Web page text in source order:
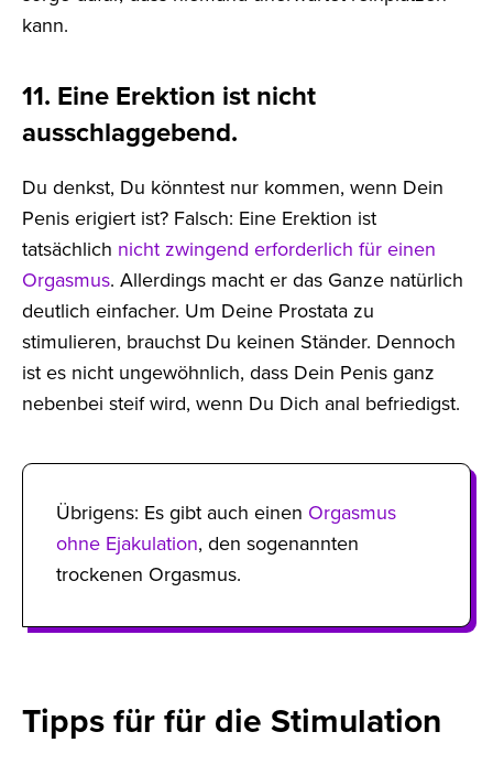
kann.
11. Eine Erektion ist nicht
ausschlaggebend.
Du denkst, Du könntest nur kommen, wenn Dein
Penis erigiert ist? Falsch: Eine Erektion ist
tatsächlich nicht zwingend erforderlich für einen
Orgasmus. Allerdings macht er das Ganze natürlich
deutlich einfacher. Um Deine Prostata zu
stimulieren, brauchst Du keinen Ständer. Dennoch
ist es nicht ungewöhnlich, dass Dein Penis ganz
nebenbei steif wird, wenn Du Dich anal befriedigst.
Übrigens: Es gibt auch einen Orgasmus
ohne Ejakulation, den sogenannten
trockenen Orgasmus.
Tipps für für die Stimulation